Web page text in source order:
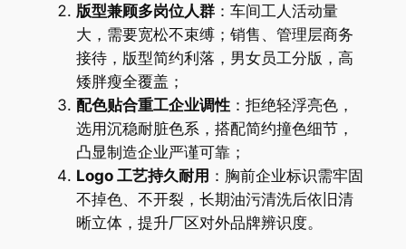
版型兼顾多岗位人群：车间工人活动量
大，需要宽松不束缚；销售、管理层商务
接待，版型简约利落，男女员工分版，高
矮胖瘦全覆盖；
配色贴合重工企业调性：拒绝轻浮亮色，
选用沉稳耐脏色系，搭配简约撞色细节，
凸显制造企业严谨可靠；
Logo 工艺持久耐用 ：胸前企业标识需牢固
不掉色、不开裂，长期油污清洗后依旧清
晰立体，提升厂区对外品牌辨识度。